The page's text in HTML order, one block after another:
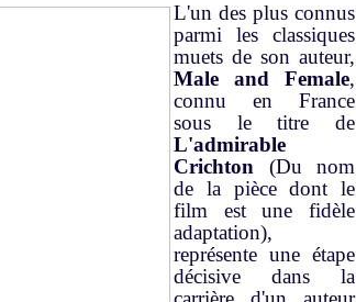
L'un des plus connus
parmi les classiques
muets de son auteur,
Male and
Female,
connu en France
sous le titre de
L'admirable
Crichton (Du nom
de la pièce dont le
film est une fidèle
adaptation),
représente une étape
décisive dans la